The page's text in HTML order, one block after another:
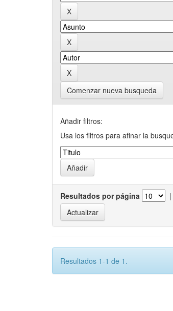
Comenzar nueva busqueda
Añadir filtros:
Usa los filtros para afinar la
Resultados por página |
Resultados 1-1 de 1.